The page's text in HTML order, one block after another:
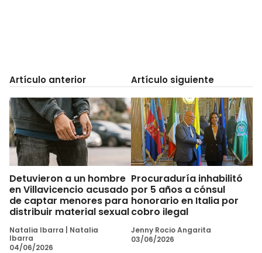
Artículo anterior
Detuvieron a un hombre
en Villavicencio acusado
de captar menores para
distribuir material sexual
Natalia Ibarra
Natalia
Ibarra
04/06/2026
Artículo siguiente
Procuraduría inhabilitó
por 5 años a cónsul
honorario en Italia por
cobro ilegal
Jenny Rocio Angarita
03/06/2026